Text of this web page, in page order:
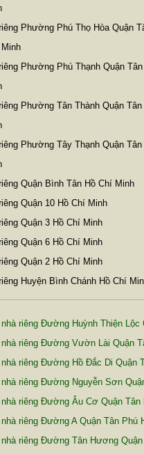
Phường Phú Thọ Hòa Quận
Phường Phú Thạnh Quận
Phường Tân Thành Quận Tân
Phường Tây Thạnh Quận Tân
Quận Bình Tân Hồ Chí Minh
Quận 10 Hồ Chí Minh
Quận 3 Hồ Chí Minh
Quận 6 Hồ Chí Minh
Quận 2 Hồ Chí Minh
Huyện Bình Chánh Hồ Chí
riêng Đường Huỳnh Thiện Lộc
nhà riêng Đường Vườn Lài Quận
riêng Đường Hồ Đắc Di Quận
riêng Đường Nguyễn Sơn
riêng Đường Âu Cơ Quận Tân
riêng Đường A Quận Tân Phú
nhà riêng Đường Tân Hương